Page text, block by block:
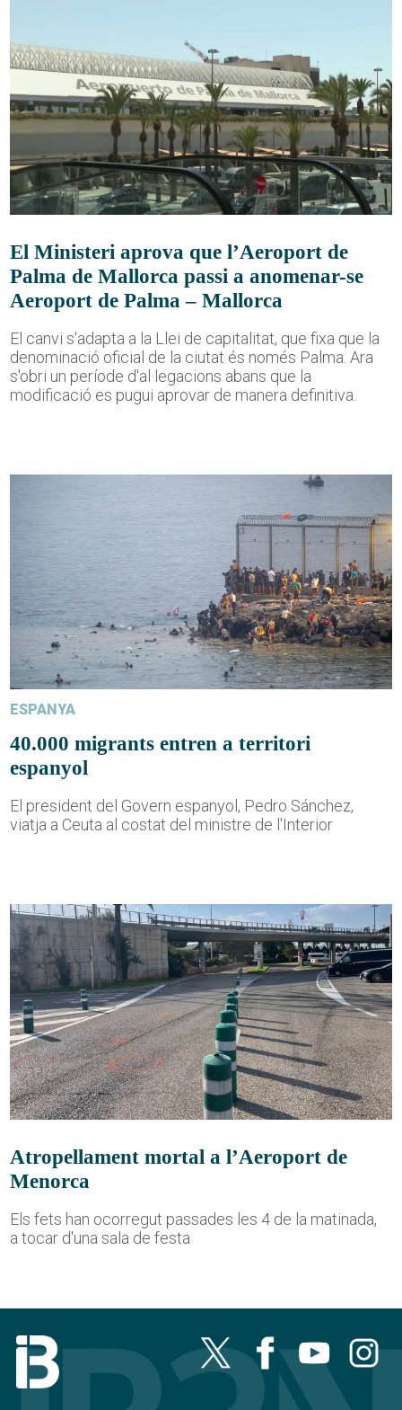
El Ministeri aprova que l’Aeroport de
Palma de Mallorca passi a anomenar-se
Aeroport de Palma – Mallorca
El canvi s'adapta a la Llei de capitalitat, que fixa que la
denominació oficial de la ciutat és només Palma. Ara
s'obri un període d'al·legacions abans que la
modificació es pugui aprovar de manera definitiva.
ESPANYA
40.000 migrants entren a territori
espanyol
El president del Govern espanyol, Pedro Sánchez,
viatja a Ceuta al costat del ministre de l'Interior
Atropellament mortal a l’Aeroport de
Menorca
Els fets han ocorregut passades les 4 de la matinada,
a tocar d'una sala de festa